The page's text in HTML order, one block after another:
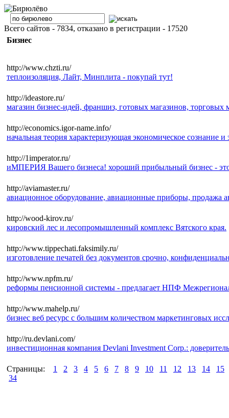
Всего сайтов - 7834, отказано в регистрации - 17520
Бизнес
http://www.chzti.ru/
теплоизоляция, Лайт, Минплита - покупай тут!
http://ideastore.ru/
магазин бизнес-идей, франшиз, готовых магазинов,
http://economics.igor-name.info/
начальная теория характеризующая экономическое сознание и
http://1imperator.ru/
иМПЕРИЯ Вашего бизнеса! хороший прибыльный бизнес - это
http://aviamaster.ru/
авиационное оборудование, авиационные приборы, продажа
http://wood-kirov.ru/
кировский лес и лесопромышленный комплекс Вятского края.
http://www.tippechati.faksimily.ru/
изготовление печатей без документов срочно,
http://www.npfm.ru/
реформы пенсионной системы - предлагает НПФ
http://www.mahelp.ru/
бизнес веб ресурс с большим количеством маркетинговых
http://ru.devlani.com/
инвестиционная компания Devlani Investment Corp.:
Страницы: 1 2 3 4 5 6 7 8 9 10 11 12 13 14
15
34